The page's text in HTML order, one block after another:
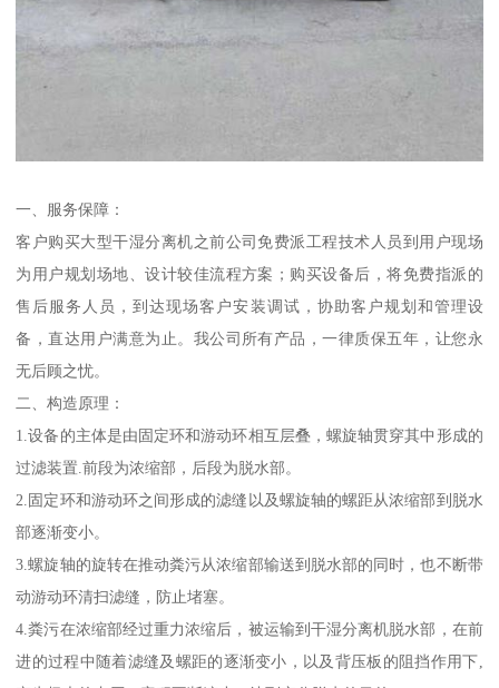
一、服务保障：
客户购买大型干湿分离机之前公司免费派工程技术人员到用户现场
为用户规划场地、设计较佳流程方案；购买设备后，将免费指派的
售后服务人员，到达现场客户安装调试，协助客户规划和管理设
备，直达用户满意为止。我公司所有产品，一律质保五年，让您永
无后顾之忧。
二、构造原理：
1.设备的主体是由固定环和游动环相互层叠，螺旋轴贯穿其中形成的
过滤装置.前段为浓缩部，后段为脱水部。
2.固定环和游动环之间形成的滤缝以及螺旋轴的螺距从浓缩部到脱水
部逐渐变小。
3.螺旋轴的旋转在推动粪污从浓缩部输送到脱水部的同时，也不断带
动游动环清扫滤缝，防止堵塞。
4.粪污在浓缩部经过重力浓缩后，被运输到干湿分离机脱水部，在前
进的过程中随着滤缝及螺距的逐渐变小，以及背压板的阻挡作用下,